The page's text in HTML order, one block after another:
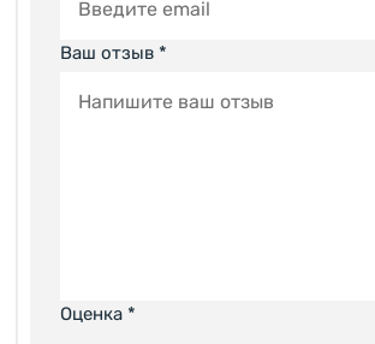
Ваш отзыв *
Оценка *